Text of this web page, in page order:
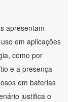
apresentam
em aplicações
como por
e a presença
em baterias
justifica o